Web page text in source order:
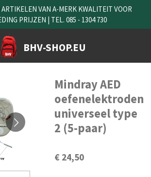
BHV-SHOP.EU
VAN A-MERK KWALITEIT VOOR
PRIJZEN | TEL. 085 - 1304 730
Mindray AED
oefenelektroden
universeel type
2 (5-paar)
€ 24,50